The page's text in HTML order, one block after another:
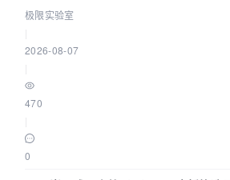
极限实验室
2026-08-07
470
0